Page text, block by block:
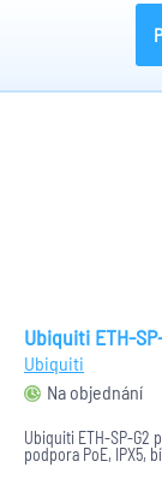
Ubiquiti ETH-
Ubiquiti
Na objednání
Ubiquiti ETH-SP-G2
podpora PoE, IPX5,